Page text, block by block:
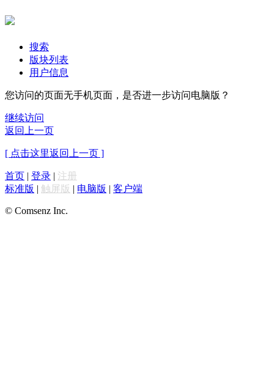
搜索
版块列表
用户信息
您访问的页面无手机页面，是否进一步访问电脑版？
继续访问
返回上一页
[ 点击这里返回上一页 ]
首页 | 登录 | 注册
标准版 | 触屏版 | 电脑版 | 客户端
© Comsenz Inc.